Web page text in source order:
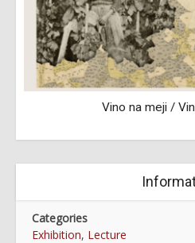
Vino na meji /
Categories
Exhibition, Lecture